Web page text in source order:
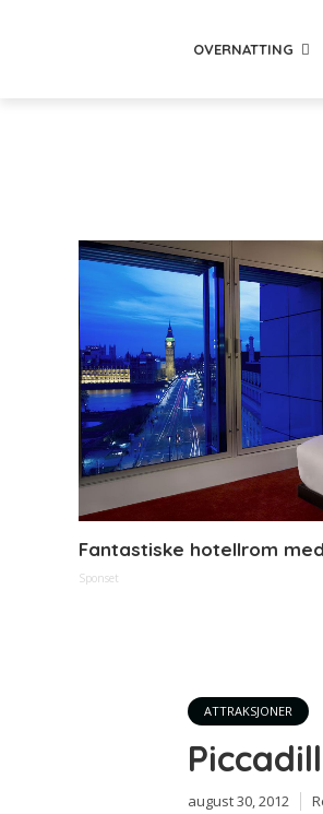
OVERNATTING
Fantastiske hotellrom
Sponset
ATTRAKSJONER
august 30, 2012